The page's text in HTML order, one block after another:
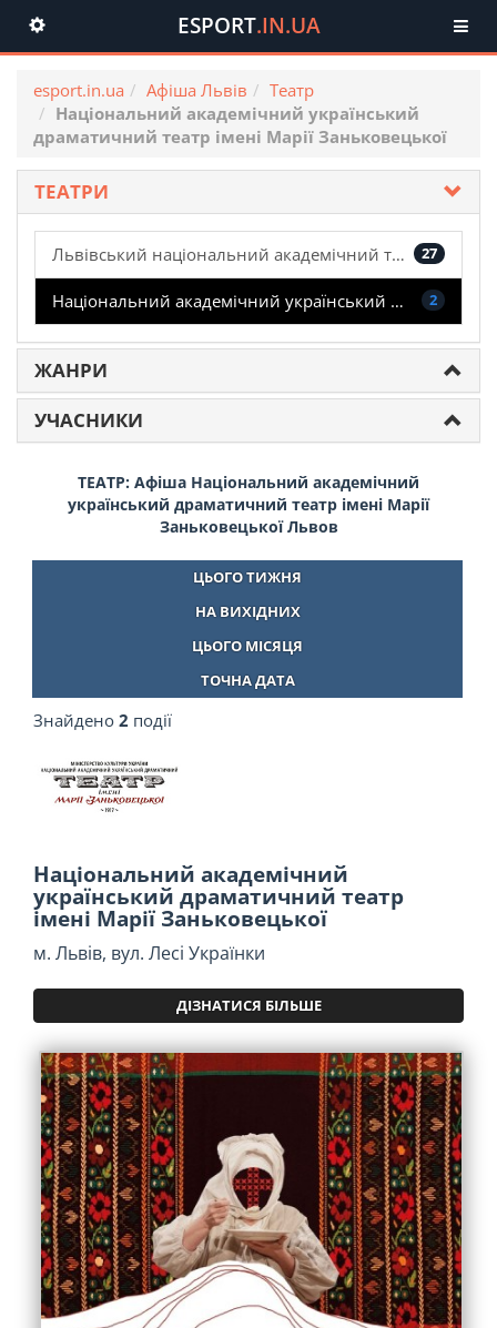
Toggle
navigation
ESPORT.IN.UA
esport.in.ua Афіша Львів
Театр
Національний академічний український
драматичний театр імені Марії Заньковецької
ТЕАТРИ
27
Львівський національний академічний театр опери та балету
2
Національний академічний український драматичний театр імені Марії Заньковецької
ЖАНРИ
УЧАСНИКИ
ТЕАТР: Афіша Національний академічний
український драматичний театр імені Марії
Заньковецької Львов
ЦЬОГО ТИЖНЯ
НА ВИХІДНИХ
ЦЬОГО МІСЯЦЯ
ТОЧНА ДАТА
Знайдено 2 події
Національний академічний
український драматичний театр
імені Марії Заньковецької
м. Львів, вул. Лесі Українки
ДІЗНАТИСЯ БІЛЬШЕ